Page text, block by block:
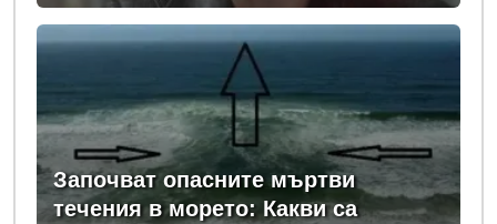
Започват опасните мъртви
течения в морето: Какви са